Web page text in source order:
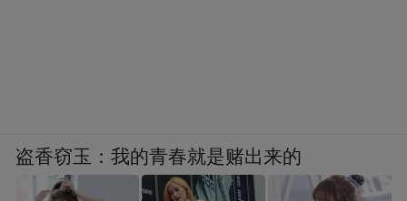
盗香窃玉：我的青春就是赌出来的